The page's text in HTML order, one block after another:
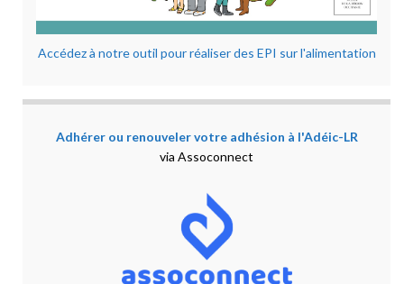
Accédez à notre outil pour réaliser des EPI sur l'alimentation
Adhérer ou renouveler votre adhésion à l'Adéic-LR
via Assoconnect